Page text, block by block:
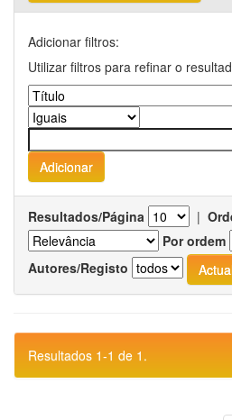
Adicionar filtros:
Utilizar filtros para refinar o
Resultados/Página |
Por ordem
Autores/Registo
Resultados 1-1 de 1.